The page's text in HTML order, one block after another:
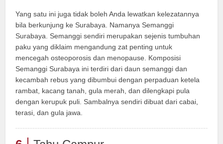
Yang satu ini juga tidak boleh Anda lewatkan kelezatannya
bila berkunjung ke Surabaya. Namanya Semanggi
Surabaya. Semanggi sendiri merupakan sejenis tumbuhan
paku yang diklaim mengandung zat penting untuk
mencegah osteoporosis dan menopause. Komposisi
Semanggi Surabaya ini terdiri dari daun semanggi dan
kecambah rebus yang dibumbui dengan perpaduan ketela
rambat, kacang tanah, gula merah, dan dilengkapi pula
dengan kerupuk puli. Sambalnya sendiri dibuat dari cabai,
terasi, dan gula jawa.